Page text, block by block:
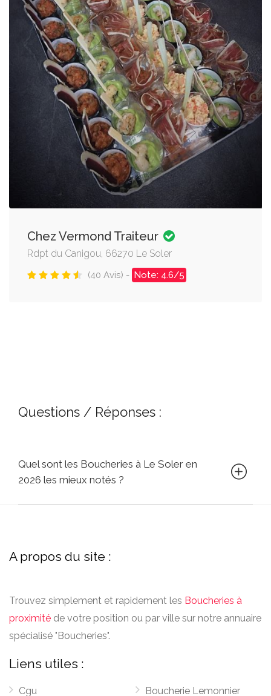
Chez Vermond Traiteur
Rdpt du Canigou, 66270 Le Soler
(40 Avis) - Note: 4.6/5
Questions / Réponses :
Quel sont les Boucheries à Le Soler en
2026 les mieux notés ?
A propos du site :
Trouvez simplement et rapidement les Boucheries à
proximité de votre position ou par ville sur notre annuaire
spécialisé "Boucheries".
Liens utiles :
Cgu
Boucherie Lemonnier